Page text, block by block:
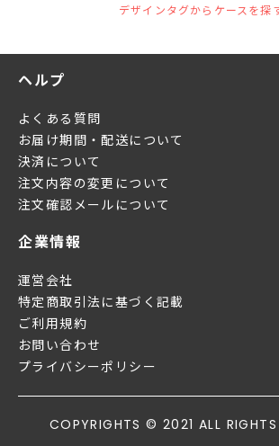
デザインタグからケースを探
ヘルプ
よくある質問
お届け期間・配送について
決済について
注文内容の変更について
注文確認メールについて
企業情報
運営会社
特定商取引法に基づく記載
ご利用規約
お問い合わせ
プライバシーポリシー
COPYRIGHTS © 2021 ALL RIGHTS